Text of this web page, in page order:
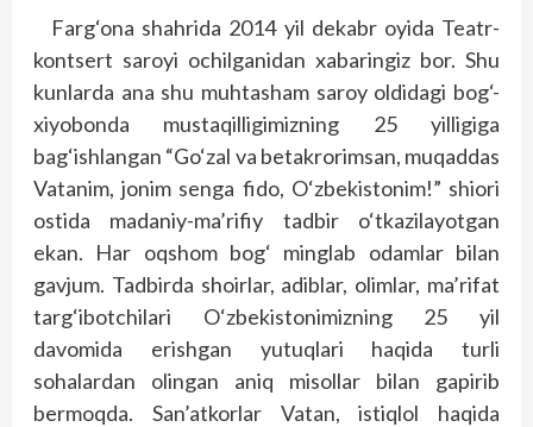
Farg‘ona shahrida 2014 yil dekabr oyida Teatr-
kontsert saroyi ochilganidan xabaringiz bor. Shu
kunlarda ana shu muhtasham saroy oldidagi bog‘-
xiyobonda mustaqilligimizning 25 yilligiga
bag‘ishlangan “Go‘zal va betakrorimsan, muqaddas
Vatanim, jonim senga fido, O‘zbekistonim!” shiori
ostida madaniy-ma’rifiy tadbir o‘tkazilayotgan
ekan. Har oqshom bog‘ minglab odamlar bilan
gavjum. Tadbirda shoirlar, adiblar, olimlar, ma’rifat
targ‘ibotchilari O‘zbekistonimizning 25 yil
davomida erishgan yutuqlari haqida turli
sohalardan olingan aniq misollar bilan gapirib
bermoqda. San’atkorlar Vatan, istiqlol haqida